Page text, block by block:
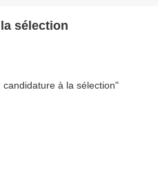
sélection